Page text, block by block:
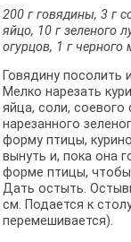
200 г говядины, 3 г
яйцо, 10 г зеленого
огурцов, 1 г черного
Говядину посолить
Мелко нарезать
яйца, соли, соевого
нарезанного
форму птицы,
вынуть и, пока она
форме птицы, чтобы
Дать остыть.
см. Подается к
перемешивается).